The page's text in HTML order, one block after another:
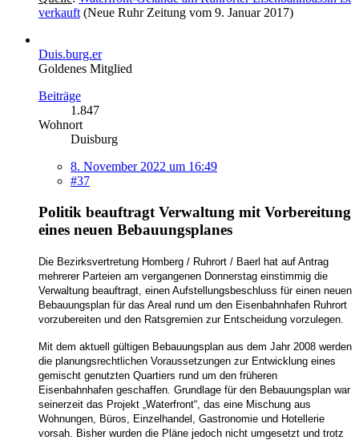
verkauft (Neue Ruhr Zeitung vom 9. Januar 2017)
Duis.burg.er
Goldenes Mitglied
Beiträge
1.847
Wohnort
Duisburg
8. November 2022 um 16:49
#37
Politik beauftragt Verwaltung mit Vorbereitung
eines neuen Bebauungsplanes
Die Bezirksvertretung Homberg / Ruhrort / Baerl hat auf Antrag
mehrerer Parteien am vergangenen Donnerstag einstimmig die
Verwaltung beauftragt, einen Aufstellungsbeschluss für einen neuen
Bebauungsplan für das Areal rund um den Eisenbahnhafen Ruhrort
vorzubereiten und den Ratsgremien zur Entscheidung vorzulegen.
Mit dem aktuell gültigen Bebauungsplan aus dem Jahr 2008 werden
die planungsrechtlichen Voraussetzungen zur Entwicklung eines
gemischt genutzten Quartiers rund um den früheren
Eisenbahnhafen geschaffen. Grundlage für den Bebauungsplan war
seinerzeit das Projekt „Waterfront“, das eine Mischung aus
Wohnungen, Büros, Einzelhandel, Gastronomie und Hotellerie
vorsah. Bisher wurden die Pläne jedoch nicht umgesetzt und trotz